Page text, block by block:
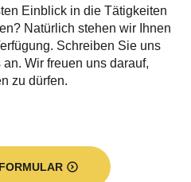
Einblick in die Tätigkeiten
Natürlich stehen wir Ihnen
Schreiben Sie uns
Wir freuen uns darauf,
zu dürfen.